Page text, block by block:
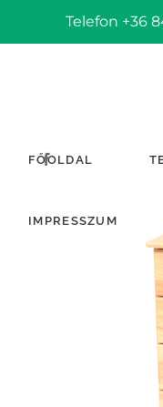
Telefon +36
FŐOLDAL
IMPRESSZUM